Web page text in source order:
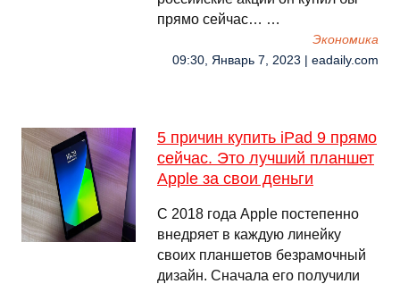
прямо сейчас… …
Экономика
09:30, Январь 7, 2023 | eadaily.com
5 причин купить iPad 9 прямо
сейчас. Это лучший планшет
Apple за свои деньги
С 2018 года Apple постепенно
внедряет в каждую линейку
своих планшетов безрамочный
дизайн. Сначала его получили